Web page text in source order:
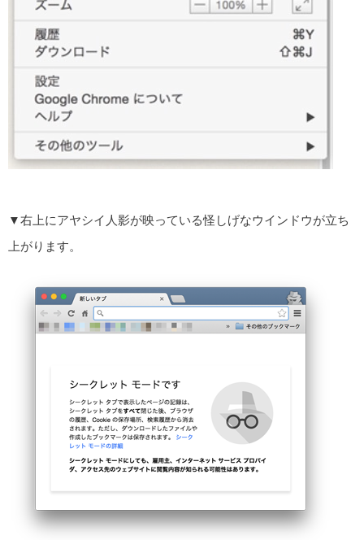
▼右上にアヤシイ人影が映っている怪しげなウインドウが立ち
上がります。